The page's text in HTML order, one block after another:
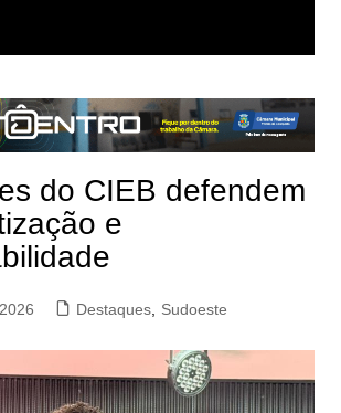
do CIEB defendem
e
Destaques, Sudoeste